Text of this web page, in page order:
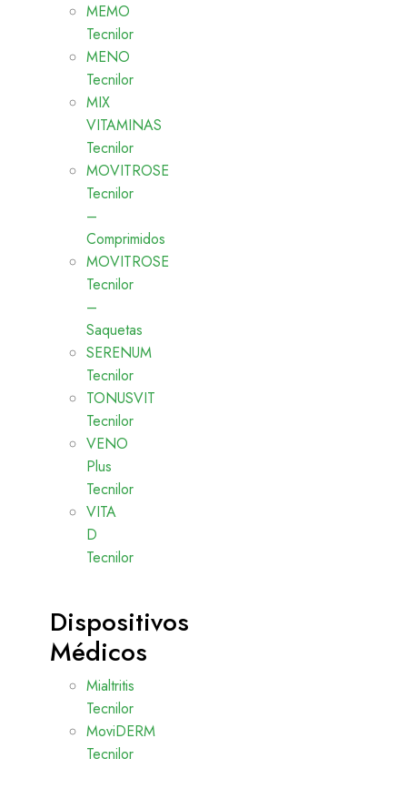
MEMO
Tecnilor
MENO
Tecnilor
MIX
VITAMINAS
Tecnilor
MOVITROSE
Tecnilor
–
Comprimidos
MOVITROSE
Tecnilor
–
Saquetas
SERENUM
Tecnilor
TONUSVIT
Tecnilor
VENO
Plus
Tecnilor
VITA
D
Tecnilor
Dispositivos
Médicos
Mialtritis
Tecnilor
MoviDERM
Tecnilor